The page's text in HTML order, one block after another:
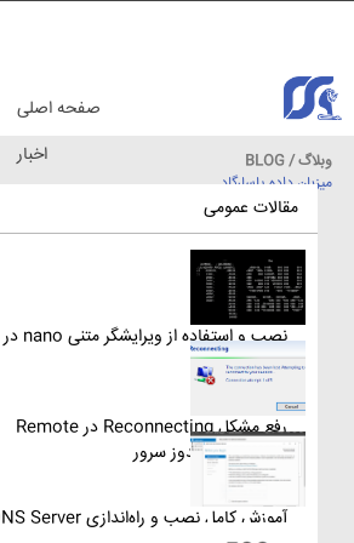
وبلاگ / BLOG
میزبان داده پاسارگاد
صفحه اصلی
اخبار
مقالات عمومی
نصب و استفاده از ویرایشگر متنی nano در لینوکس
رفع مشکل Reconnecting در Remote
Desktop ویندوز سرور